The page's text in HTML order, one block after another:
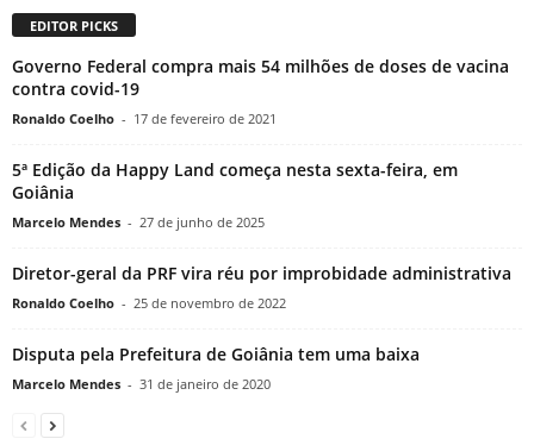
EDITOR PICKS
Governo Federal compra mais 54 milhões de doses de vacina
contra covid-19
Ronaldo Coelho - 17 de fevereiro de 2021
5ª Edição da Happy Land começa nesta sexta-feira, em
Goiânia
Marcelo Mendes - 27 de junho de 2025
Diretor-geral da PRF vira réu por improbidade administrativa
Ronaldo Coelho - 25 de novembro de 2022
Disputa pela Prefeitura de Goiânia tem uma baixa
Marcelo Mendes - 31 de janeiro de 2020